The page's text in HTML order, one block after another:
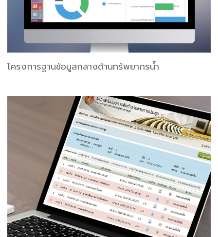
โครงการฐานข้อมูลกลางด้านทรัพยากรน้ำ